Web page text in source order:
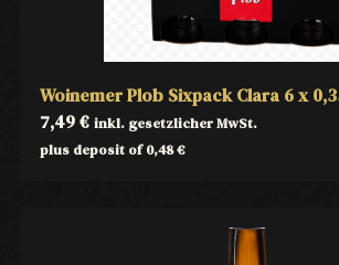
Woinemer Plob Sixpack Clara 6 x
7,49€ inkl. gesetzlicher MwSt.
plus deposit of0,48€